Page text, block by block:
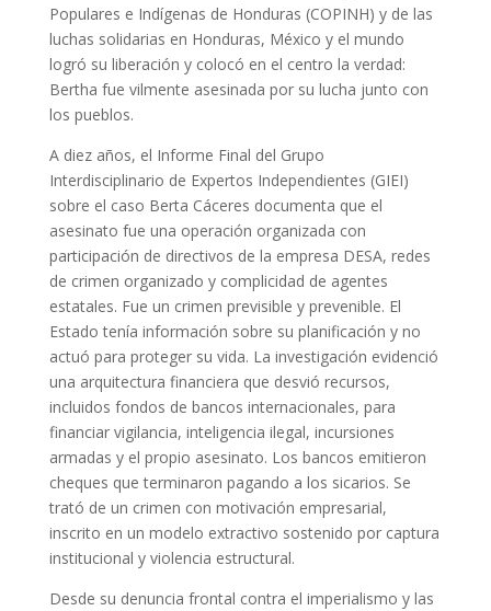
Populares e Indígenas de Honduras (COPINH) y de las
luchas solidarias en Honduras, México y el mundo
logró su liberación y colocó en el centro la verdad:
Bertha fue vilmente asesinada por su lucha junto con
los pueblos.
A diez años, el Informe Final del Grupo
Interdisciplinario de Expertos Independientes (GIEI)
sobre el caso Berta Cáceres documenta que el
asesinato fue una operación organizada con
participación de directivos de la empresa DESA, redes
de crimen organizado y complicidad de agentes
estatales. Fue un crimen previsible y prevenible. El
Estado tenía información sobre su planificación y no
actuó para proteger su vida. La investigación evidenció
una arquitectura financiera que desvió recursos,
incluidos fondos de bancos internacionales, para
financiar vigilancia, inteligencia ilegal, incursiones
armadas y el propio asesinato. Los bancos emitieron
cheques que terminaron pagando a los sicarios. Se
trató de un crimen con motivación empresarial,
inscrito en un modelo extractivo sostenido por captura
institucional y violencia estructural.
Desde su denuncia frontal contra el imperialismo y las